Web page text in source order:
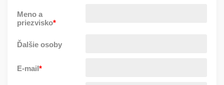
Meno a
priezvisko*
Ďalšie osoby
E-mail*